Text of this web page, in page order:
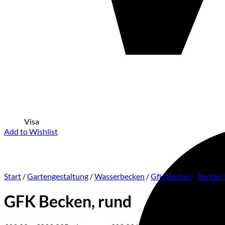
Visa
Add to Wishlist
Start /Gartengestaltung /Wasserbecken /Gfk-Becken
GFK Becken, rund